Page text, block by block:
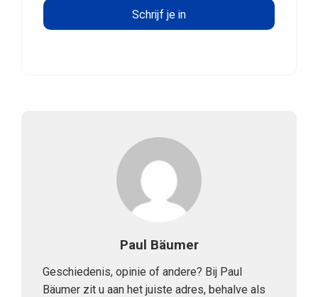
Paul Bäumer
Geschiedenis, opinie of andere? Bij Paul
Bäumer zit u aan het juiste adres, behalve als